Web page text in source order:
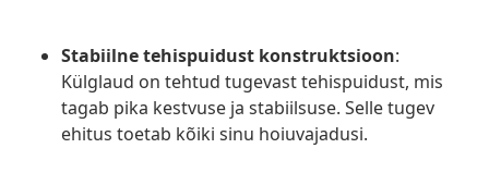
Stabiilne tehispuidust konstruktsioon:
Külglaud on tehtud tugevast tehispuidust, mis
tagab pika kestvuse ja stabiilsuse. Selle tugev
ehitus toetab kõiki sinu hoiuvajadusi.